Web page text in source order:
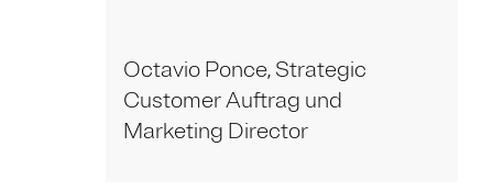
Octavio Ponce, Strategic
Customer Auftrag und
Marketing Director